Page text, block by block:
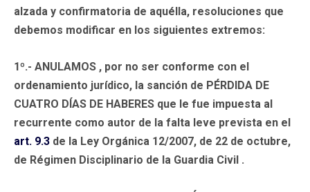
alzada y confirmatoria de aquélla, resoluciones que
debemos modificar en los siguientes extremos:
1º.- ANULAMOS , por no ser conforme con el
ordenamiento jurídico, la sanción de PÉRDIDA DE
CUATRO DÍAS DE HABERES que le fue impuesta al
recurrente como autor de la falta leve prevista en el
art. 9.3 de la Ley Orgánica 12/2007, de 22 de octubre,
de Régimen Disciplinario de la Guardia Civil .